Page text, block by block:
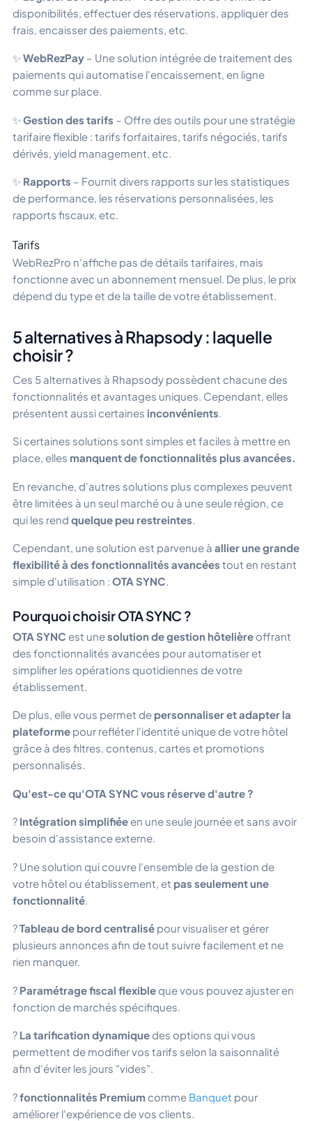
disponibilités, effectuer des réservations, appliquer des
frais, encaisser des paiements, etc.
✨WebRezPay – Une solution intégrée de traitement des
paiements qui automatise l'encaissement, en ligne
comme sur place.
✨Gestion des tarifs – Offre des outils pour une stratégie
tarifaire flexible : tarifs forfaitaires, tarifs négociés, tarifs
dérivés, yield management, etc.
✨ Rapports – Fournit divers rapports sur les statistiques
de performance, les réservations personnalisées, les
rapports fiscaux, etc.
Tarifs
WebRezPro n'affiche pas de détails tarifaires, mais
fonctionne avec un abonnement mensuel. De plus, le prix
dépend du type et de la taille de votre établissement.
5 alternatives à Rhapsody : laquelle
choisir ?
Ces 5 alternatives à Rhapsody possèdent chacune des
fonctionnalités et avantages uniques. Cependant, elles
présentent aussi certaines inconvénients
Si certaines solutions sont simples et faciles à mettre en
place, elles manquent de fonctionnalités plus avancées.
En revanche, d'autres solutions plus complexes peuvent
être limitées à un seul marché ou à une seule région, ce
qui les rend quelque peu restreintes
Cependant, une solution est parvenue à allier une grande
flexibilité à des fonctionnalités avancées tout en restant
simple d'utilisation : OTA SYNC.
Pourquoi choisir OTA SYNC ?
OTA SYNC est unesolution de gestion hôtelière offrant
des fonctionnalités avancées pour automatiser et
simplifier les opérations quotidiennes de votre
établissement.
De plus, elle vous permet de personnaliser et adapter la
plateforme pour refléter l'identité unique de votre hôtel
grâce à des filtres, contenus, cartes et promotions
personnalisés.
Qu'est-ce qu'OTA SYNC vous réserve d'autre ?
? Intégration simplifiée en une seule journée et sans avoir
besoin d'assistance externe.
? Une solution qui couvre l'ensemble de la gestion de
votre hôtel ou établissement, et pas seulement une
fonctionnalité.
?Tableau de bord centralisé pour visualiser et gérer
plusieurs annonces afin de tout suivre facilement et ne
rien manquer.
? Paramétrage fiscal flexible que vous pouvez ajuster en
fonction de marchés spécifiques.
? La tarification dynamique des options qui vous
permettent de modifier vos tarifs selon la saisonnalité
afin d'éviter les jours "vides".
?fonctionnalités Premium comme Banquet pour
améliorer l'expérience de vos clients.